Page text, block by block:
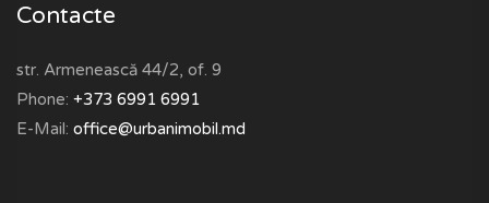
Contacte
str. Armenească 44/2, of. 9
Phone: +373 6991 6991
E-Mail: office@urbanimobil.md